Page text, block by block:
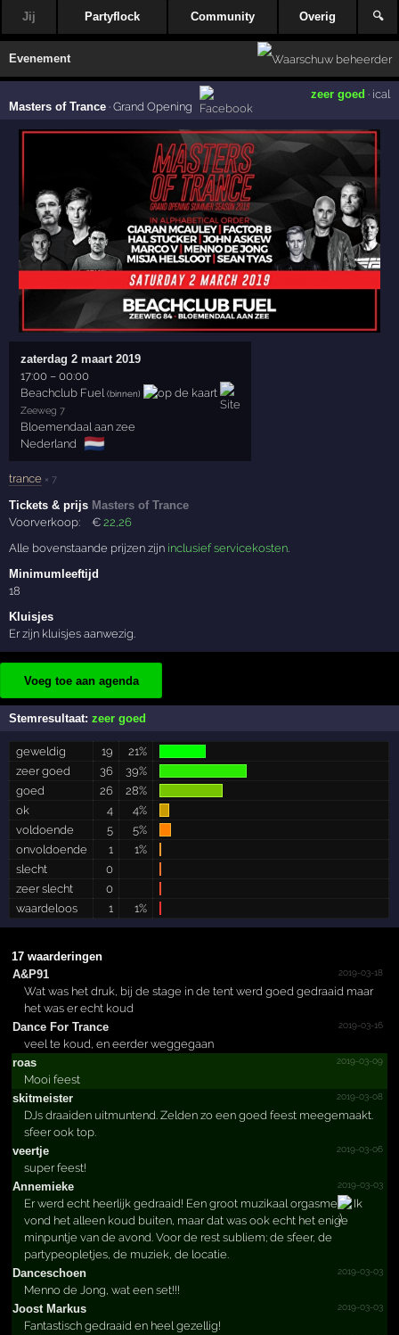
Jij Partyflock Community Overig 🔍
Evenement
Masters of Trance ·Grand Opening
zeer goed · ical
zaterdag 2 maart 2019
17:00 –00:00
Beachclub Fuel (binnen)
Zeeweg 7
Bloemendaal aan zee
Nederland 🇳🇱
trance × 7
Tickets & prijs Masters of Trance
Voorverkoop:
€22 ,26
Alle bovenstaande prijzen zijn inclusief servicekosten
Minimumleeftijd
18
Kluisjes
Er zijn kluisjes aanwezig.
Voeg toe aan agenda
Stemresultaat:zeer goed
geweldig 19
21%
zeer goed
36
39%
goed
26
28%
ok
4
4%
voldoende
5
5%
onvoldoende
1
1%
slecht
0
zeer slecht
0
waardeloos
1 1%
17 waarderingen
A&P91
2019-03-18
Wat was het druk, bij de stage in de tent werd goed gedraaid maar
het was er echt koud
Dance For Trance
2019-03-16
veel te koud, en eerder weggegaan
roas
2019-03-09
Mooi feest
skitmeister
2019-03-08
DJs draaiden uitmuntend. Zelden zo een goed feest meegemaakt.
sfeer ook top.
veertje
2019-03-06
super feest!
Annemieke
2019-03-03
Er werd echt heerlijk gedraaid! Een groot muzikaal orgasme
Ik
vond het alleen koud buiten, maar dat was ook echt het enige
minpuntje van de avond. Voor de rest subliem; de sfeer, de
partypeopletjes, de muziek, de locatie.
Danceschoen
2019-03-03
Menno de Jong, wat een set!!!
Joost Markus
2019-03-03
Fantastisch gedraaid en heel gezellig!